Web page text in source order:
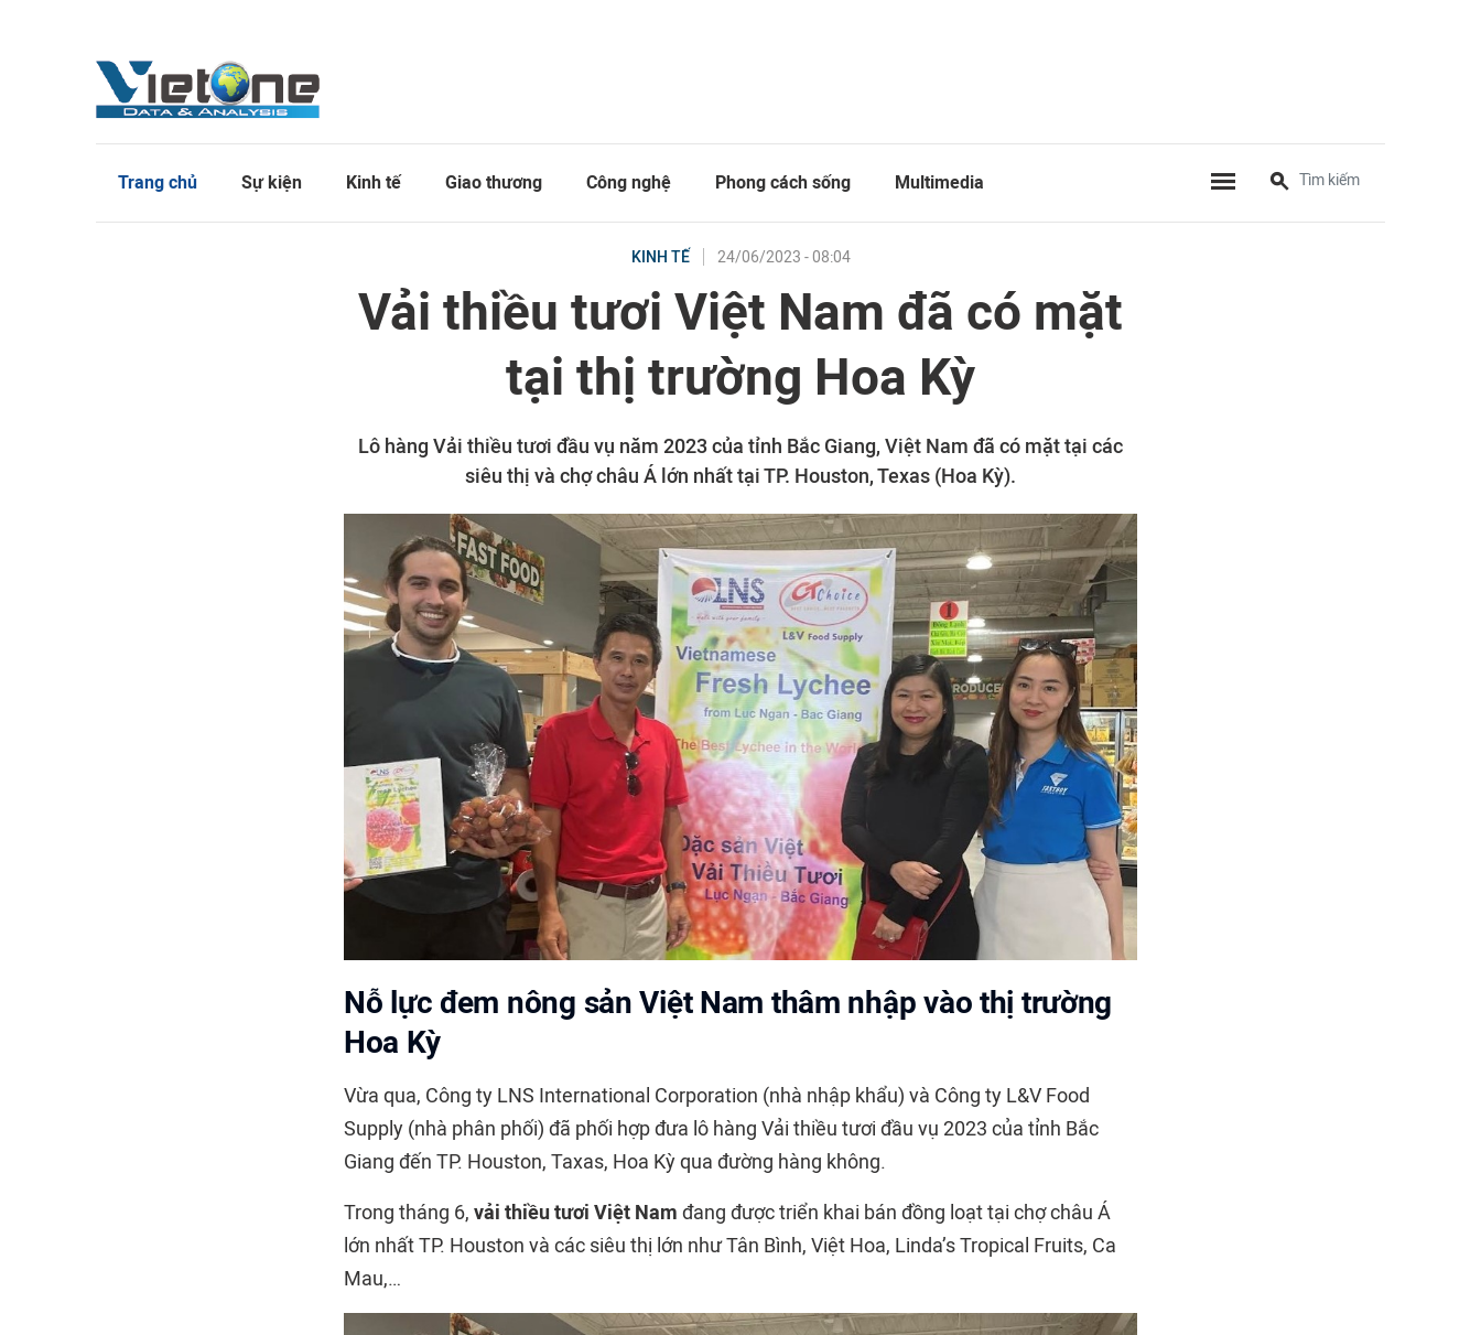
Trang chủ Sự kiện Kinh tế Giao thương Công nghệ Phong cách sống Multimedia
KINH TẾ 24/06/2023 - 08:04
Vải thiều tươi Việt Nam đã có mặt
tại thị trường Hoa Kỳ
Lô hàng Vải thiều tươi đầu vụ năm 2023 của tỉnh Bắc Giang, Việt Nam đã có mặt tại các
siêu thị và chợ châu Á lớn nhất tại TP. Houston, Texas (Hoa Kỳ).
Nỗ lực đem nông sản Việt Nam thâm nhập vào thị trường
Hoa Kỳ
Vừa qua, Công ty LNS International Corporation (nhà nhập khẩu) và Công ty L&V Food
Supply (nhà phân phối) đã phối hợp đưa lô hàng Vải thiều tươi đầu vụ 2023 của tỉnh Bắc
Giang đến TP. Houston, Taxas, Hoa Kỳ qua đường hàng không.
Trong tháng 6, vải thiều tươi Việt Nam đang được triển khai bán đồng loạt tại chợ châu Á
lớn nhất TP. Houston và các siêu thị lớn như Tân Bình, Việt Hoa, Linda’s Tropical Fruits, Ca
Mau,…